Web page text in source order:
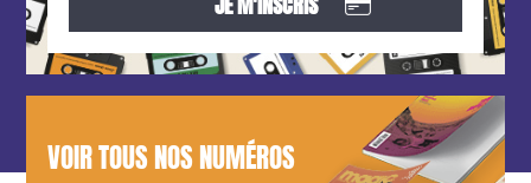
VOIR TOUS NOS NUMÉROS